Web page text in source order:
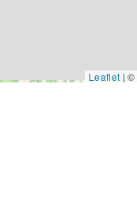
Leaflet | ©